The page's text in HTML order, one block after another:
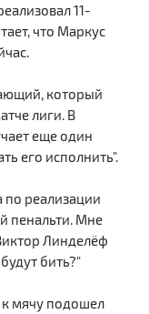
11-
что Маркус
который
лиги. В
еще один
его исполнить".
по реализации
пенальти. Мне
Линделёф
бить?"
к мячу подошел